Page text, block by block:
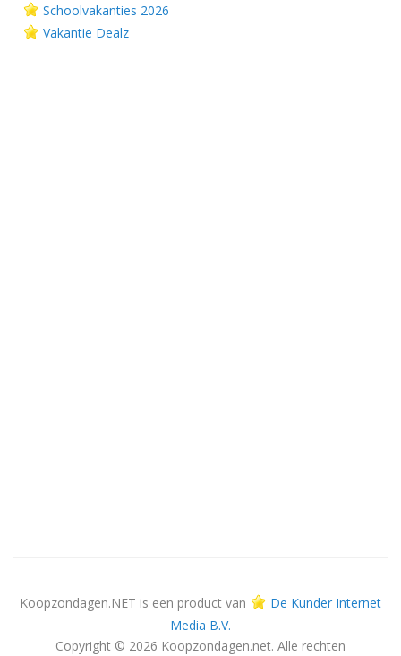
Schoolvakanties 2026
Vakantie Dealz
Koopzondagen.NET is een product van
De Kunder Internet
Media B.V.
Copyright © 2026 Koopzondagen.net. Alle rechten